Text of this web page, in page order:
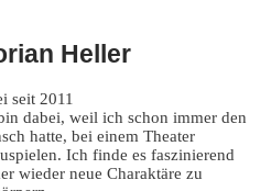
Heller
seit 2011
dabei, weil ich schon immer den
hatte, bei einem Theater
Ich finde es faszinierend
wieder neue Charaktäre zu